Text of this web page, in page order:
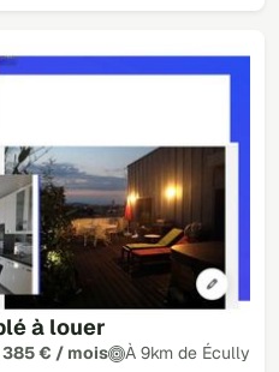
à louer
385 € / mois À 9km de Écully